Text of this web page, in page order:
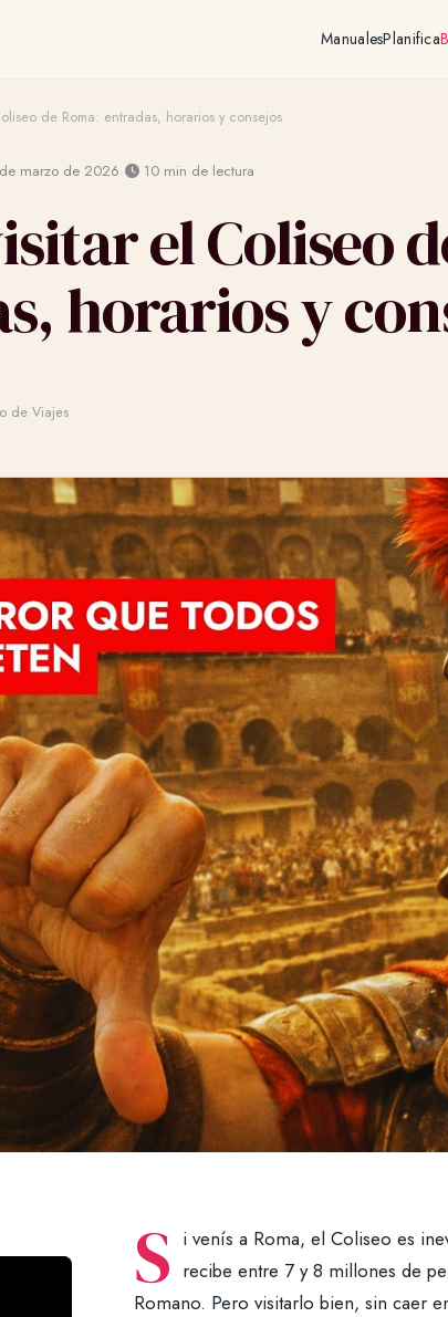
ManualesPlanifica
de Roma: entradas, horarios y consejos
marzo de 2026· 10 min de lectura
el Coliseo
horarios y
de Viajes
S i venís a Roma, el Coliseo es
recibe entre 7 y 8 millones de
Romano. Pero visitarlo bien, sin caer